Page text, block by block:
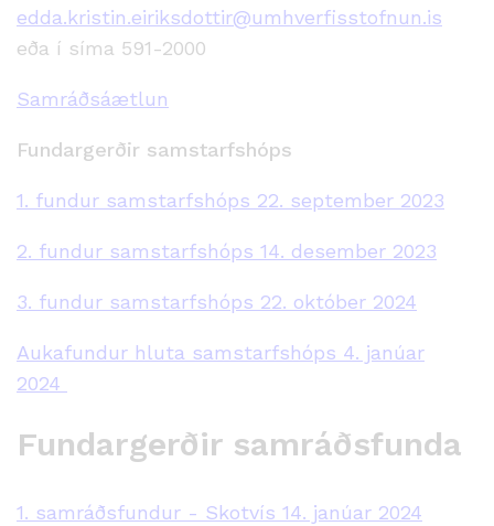
edda.kristin.eiriksdottir@umhverfisstofnun.is
eða í síma 591-2000
Samráðsáætlun
Fundargerðir samstarfshóps
1. fundur samstarfshóps 22. september 2023
2. fundur samstarfshóps 14. desember 2023
3. fundur samstarfshóps 22. október 2024
Aukafundur hluta samstarfshóps 4. janúar
2024
Fundargerðir samráðsfunda
1. samráðsfundur - Skotvís 14. janúar 2024